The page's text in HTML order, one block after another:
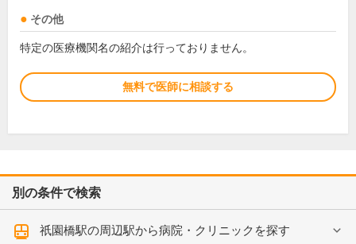
その他
特定の医療機関名の紹介は行っておりません。
無料で医師に相談する
別の条件で検索
祇園橋駅の周辺駅から病院・クリニックを探す